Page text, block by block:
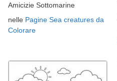
Amicizie Sottomarine
nelle Pagine Sea creatures da
Colorare